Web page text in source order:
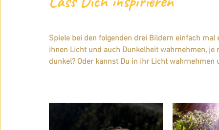
Spiele bei den folgenden drei Bildern einfach
ihnen Licht und auch Dunkelheit wahrnehmen,
dunkel? Oder kannst Du in ihr Licht